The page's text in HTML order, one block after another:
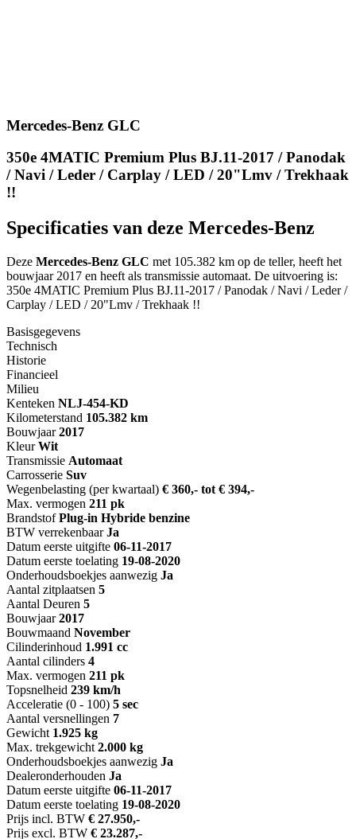
Mercedes-Benz GLC
350e 4MATIC Premium Plus BJ.11-2017 / Panodak
/ Navi / Leder / Carplay / LED / 20"Lmv / Trekhaak
!!
Specificaties van deze Mercedes-Benz
Deze Mercedes-Benz GLC met 105.382 km op de teller, heeft het
bouwjaar 2017 en heeft als transmissie automaat. De uitvoering is:
350e 4MATIC Premium Plus BJ.11-2017 / Panodak / Navi / Leder /
Carplay / LED / 20"Lmv / Trekhaak !!
Basisgegevens
Technisch
Historie
Financieel
Milieu
Kenteken NLJ-454-KD
Kilometerstand 105.382 km
Bouwjaar 2017
Kleur Wit
Transmissie Automaat
Carrosserie Suv
Wegenbelasting (per kwartaal) € 360,- tot € 394,-
Max. vermogen 211 pk
Brandstof Plug-in Hybride benzine
BTW verrekenbaar Ja
Datum eerste uitgifte 06-11-2017
Datum eerste toelating 19-08-2020
Onderhoudsboekjes aanwezig Ja
Aantal zitplaatsen 5
Aantal Deuren 5
Bouwjaar 2017
Bouwmaand November
Cilinderinhoud 1.991 cc
Aantal cilinders 4
Max. vermogen 211 pk
Topsnelheid 239 km/h
Acceleratie (0 - 100) 5 sec
Aantal versnellingen 7
Gewicht 1.925 kg
Max. trekgewicht 2.000 kg
Onderhoudsboekjes aanwezig Ja
Dealeronderhouden Ja
Datum eerste uitgifte 06-11-2017
Datum eerste toelating 19-08-2020
Prijs incl. BTW € 27.950,-
Prijs excl. BTW € 23.287,-